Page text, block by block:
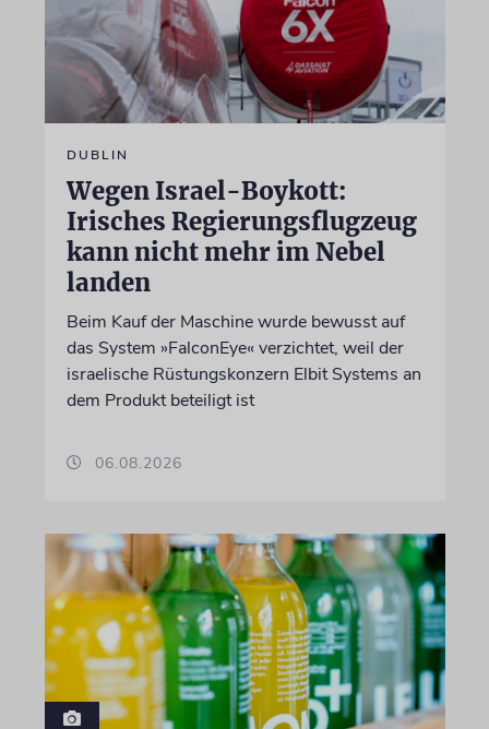
DUBLIN
Wegen Israel-Boykott:
Irisches Regierungsflugzeug
kann nicht mehr im Nebel
landen
Beim Kauf der Maschine wurde bewusst auf
das System »FalconEye« verzichtet, weil der
israelische Rüstungskonzern Elbit Systems an
dem Produkt beteiligt ist
06.08.2026